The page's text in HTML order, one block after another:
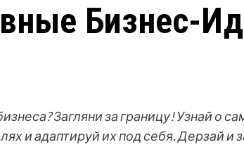
Бизнес-
Загляни за границу! Узнай о
и адаптируй их под себя. Дерзай и